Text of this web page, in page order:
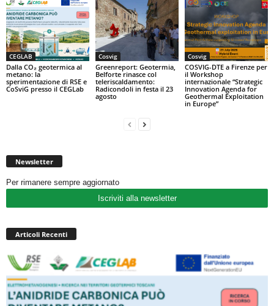
CEGLAB
Dalla CO₂ geotermica al
metano: la
sperimentazione di RSE e
CoSviG presso il CEGLab
Cosvig
Greenreport: Geotermia,
Belforte rinasce col
teleriscaldamento:
Radicondoli in festa il 23
agosto
Cosvig
COSVIG-DTE a Firenze per
il Workshop
internazionale “Strategic
Innovation Agenda for
Geothermal Exploitation
in Europe”
Newsletter
Per rimanere sempre aggiornato
Iscriviti alla newsletter
Articoli Recenti